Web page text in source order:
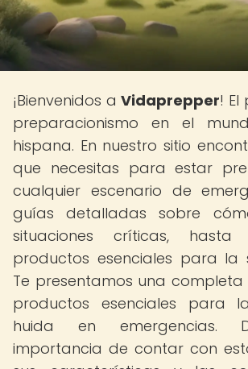
¡Bienvenidos aVidaprepper! El
preparacionismo en el
hispana. En nuestro sitio
que necesitas para estar
cualquier escenario de
guías detalladas sobre
situaciones críticas, hasta
productos esenciales para la
Te presentamos una completa
productos esenciales para
huida en emergencias.
importancia de contar con